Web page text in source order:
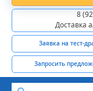
8
Доставка
Заявка на тест-
Запросить